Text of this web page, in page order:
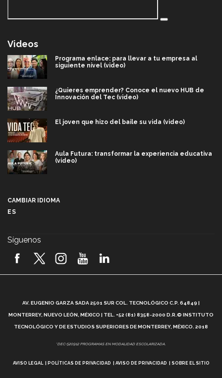
Videos
Programa enlace: para llevar a tu empresa al
siguiente nivel (video)
¿Quieres emprender? Conoce el nuevo HUB de
Innovación del Tec (video)
El joven que hizo del baile su vida (video)
Aula Futura: transformar la experiencia educativa
(video)
2026! (video)
¿Cómo es el Modelo Educativo Tec? (video)
Vida Tec: Feminismo e Inteligencia Artificial, Paola
CAMBIAR IDIOMA
ES
Síguenos
AV. EUGENIO GARZA SADA 2501 SUR COL. TECNOLÓGICO C.P. 64849 |
MONTERREY, NUEVO LEÓN, MÉXICO | TEL. +52 (81) 8358-2000 D.R.© INSTITUTO
TECNOLÓGICO Y DE ESTUDIOS SUPERIORES DE MONTERREY, MÉXICO. 2018
*DEC-520912 PROGRAMAS EN MODALIDAD ESCOLARIZADA.
AVISO LEGAL POLÍTICAS DE PRIVACIDAD AVISO DE PRIVACIDAD SOBRE EL SITIO